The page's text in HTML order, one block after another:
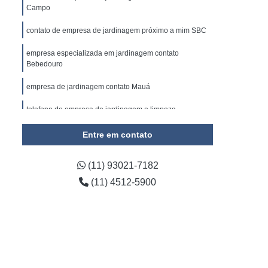
Empresa de Gestão de Condomínios
em Administração de Condomínio
em Administração de Condomínios
Limpeza
Empresa de Conservação
e Limpeza Predial
Conservação Terceirizada
e Conservação Predial
de Conservação e Limpeza
de Limpeza e Conservação
de Conservação Predial
Campo
contato de empresa de jardinagem próximo a mim SBC
empresa especializada em jardinagem contato
Bebedouro
empresa de jardinagem contato Mauá
telefone de empresa de jardinagem e limpeza
Entre em contato
(11) 93021-7182
(11) 4512-5900